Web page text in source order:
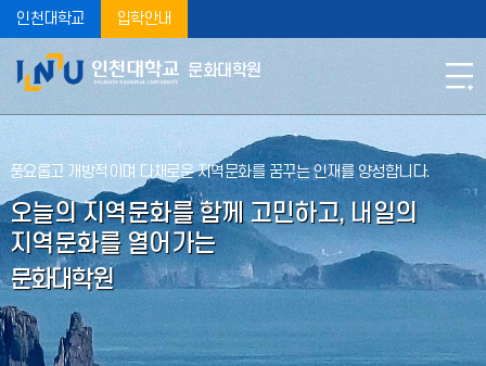
인천대학교 입학안내
문화대학원
풍요롭고 개방적이며 다채로운 지역문화를 꿈꾸는 인재를 양성합니다.
오늘의 지역문화를 함께 고민하고, 내일의
지역문화를 열어가는
문화대학원